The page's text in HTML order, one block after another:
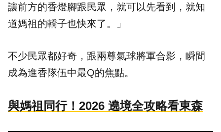
讓前方的香燈腳跟民眾，就可以先看到，就知
道媽祖的轎子也快來了。」
不少民眾都好奇，跟兩尊氣球將軍合影，瞬間
成為進香隊伍中最Q的焦點。
與媽祖同行！2026 遶境全攻略看東森